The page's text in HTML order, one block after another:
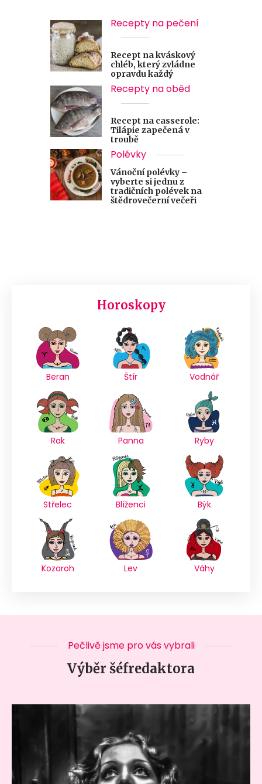
Recepty na pečení
Recept na kváskový
chléb, který zvládne
opravdu každý
Recepty na oběd
Recept na casserole:
Tilápie zapečená v
troubě
Polévky
Vánoční polévky –
vyberte si jednu z
tradičních polévek na
štědrovečerní večeři
Horoskopy
Beran Štír Vodnář
Rak Panna Ryby
Střelec Blíženci Býk
Kozoroh Lev Váhy
Pečlivě jsme pro vás vybrali
Výběr šéfredaktora